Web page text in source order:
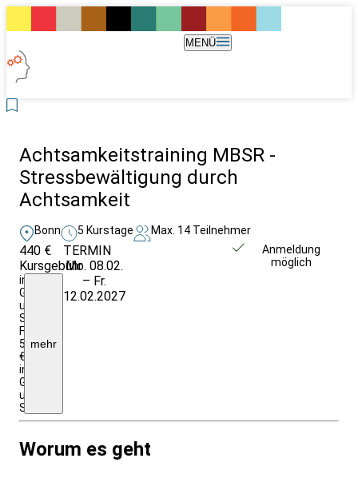
MENÜ
Achtsamkeitstraining MBSR -
Stressbewältigung durch
Achtsamkeit
Bonn 5 Kurstage Max. 14 Teilnehmer
440 €
Kursgebühr
inkl.
Getränke
und
Snacks,
Firmenpreis
540,00
€
inkl.
Getränke
und
Snacks
mehr
TERMIN
Mo. 08.02.
– Fr.
12.02.2027
Anmeldung
möglich
Worum es geht